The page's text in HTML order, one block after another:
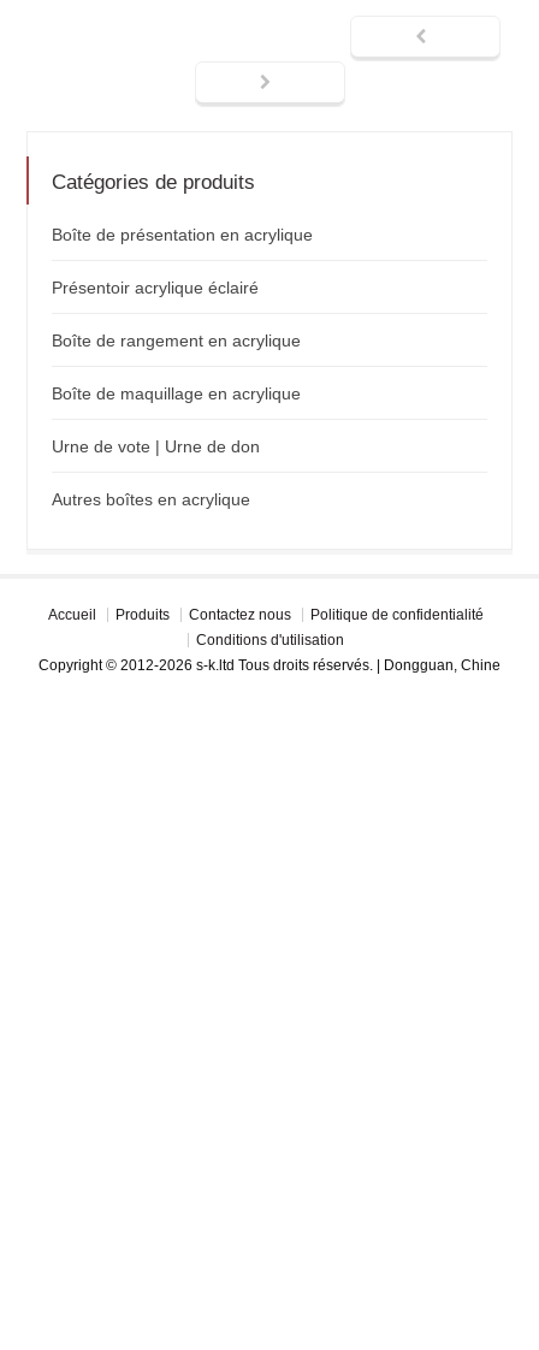
Catégories de produits
Boîte de présentation en acrylique
Présentoir acrylique éclairé
Boîte de rangement en acrylique
Boîte de maquillage en acrylique
Urne de vote | Urne de don
Autres boîtes en acrylique
Accueil Produits Contactez nous
Politique de confidentialité
Conditions d'utilisation
Copyright © 2012-2026 s-k.ltd Tous droits réservés. | Dongguan, Chine